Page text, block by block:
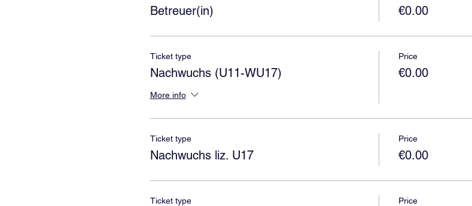
Betreuer(in) €0.00
Ticket type
Nachwuchs (U11-WU17)
More info
Price
€0.00
Ticket type
Nachwuchs liz. U17
Price
€0.00
Ticket type Price